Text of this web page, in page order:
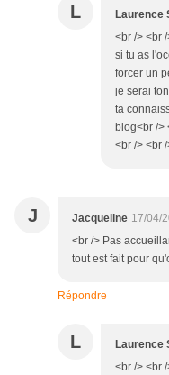
L Laurence
<br /> <br
si tu as
forcer un
je serai
ta
blog<br />
<br /> <br
J Jacqueline 17/04/
<br /> Pas
tout est fait pour
Répondre
L Laurence
<br /> <br